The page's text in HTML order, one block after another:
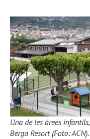
Una de les àrees
Berga Resort (Foto: ACN).